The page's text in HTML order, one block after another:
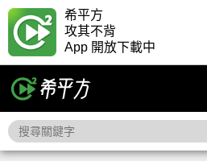
希平方
攻其不背
App 開放下載中